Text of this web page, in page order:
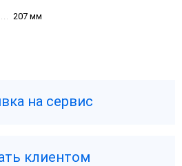
207 мм
на сервис
клиентом